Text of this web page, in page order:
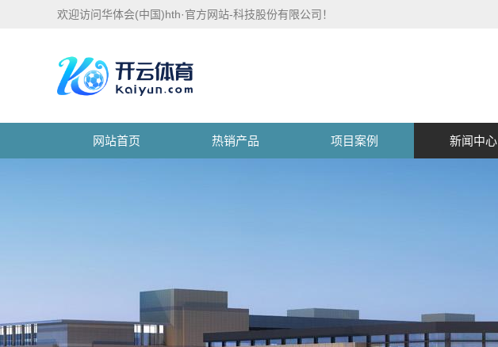
欢迎访问华体会(中国)hth·官方网站-科技股份有限公司！
网站首页 热销产品 项目案例 新闻中心